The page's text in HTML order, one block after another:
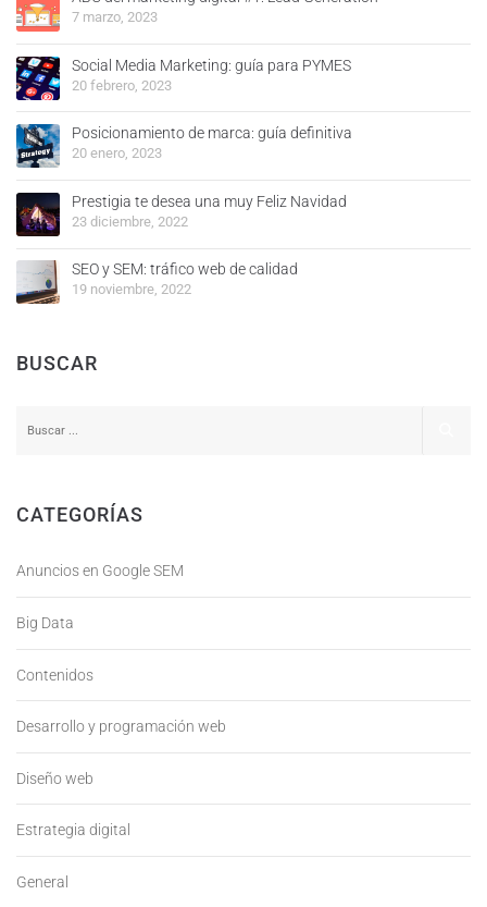
7 marzo, 2023
Social Media Marketing: guía para PYMES
20 febrero, 2023
Posicionamiento de marca: guía definitiva
20 enero, 2023
Prestigia te desea una muy Feliz Navidad
23 diciembre, 2022
SEO y SEM: tráfico web de calidad
19 noviembre, 2022
BUSCAR
CATEGORÍAS
Anuncios en Google SEM
Big Data
Contenidos
Desarrollo y programación web
Diseño web
Estrategia digital
General